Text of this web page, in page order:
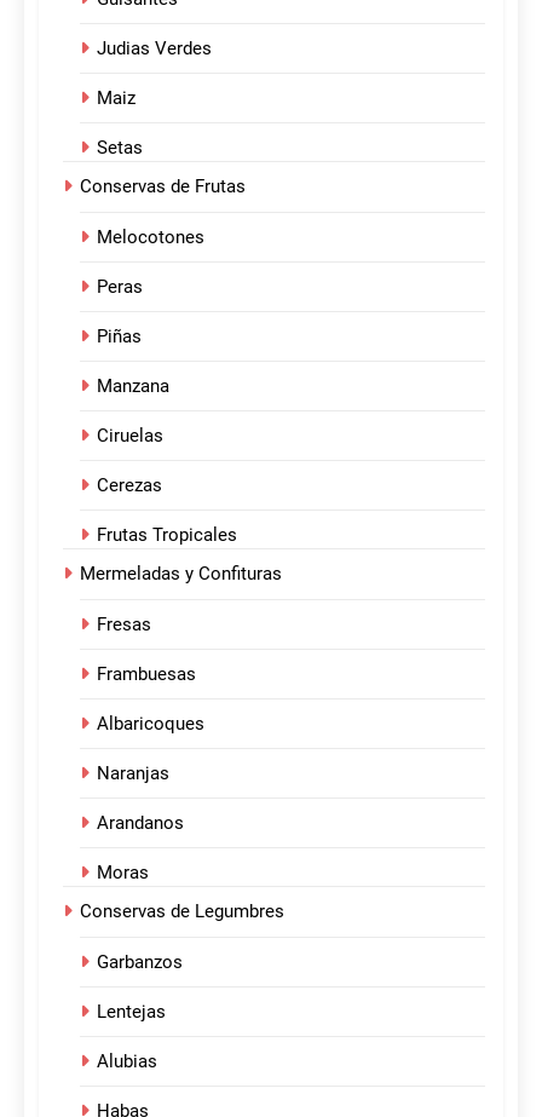
Judias Verdes
Maiz
Setas
Conservas de Frutas
Melocotones
Peras
Piñas
Manzana
Ciruelas
Cerezas
Frutas Tropicales
Mermeladas y Confituras
Fresas
Frambuesas
Albaricoques
Naranjas
Arandanos
Moras
Conservas de Legumbres
Garbanzos
Lentejas
Alubias
Habas